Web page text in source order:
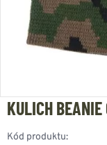
KULICH BEANIE
Kód produktu: